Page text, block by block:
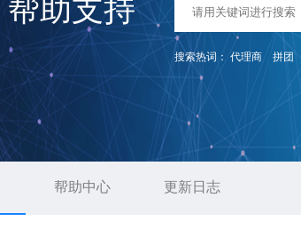
快速搭建微信分销商城
分销小程序
专注裂变的分销小程序
直播分销
私域直播分销带货系统
多人拼团
积分商城
社区团购
了解更多产
一站式赋能母婴品牌商智慧经营
行业销售渠道解决方案
帮助商家拓展销售新渠道
直播带货解决方案
帮助支持
搜索热词： 代理商 拼团
帮助中心 更新日志